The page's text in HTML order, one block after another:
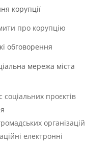
корупції
про корупцію
обговорення
мережа міста
соціальних проєктів
організацій
електронні